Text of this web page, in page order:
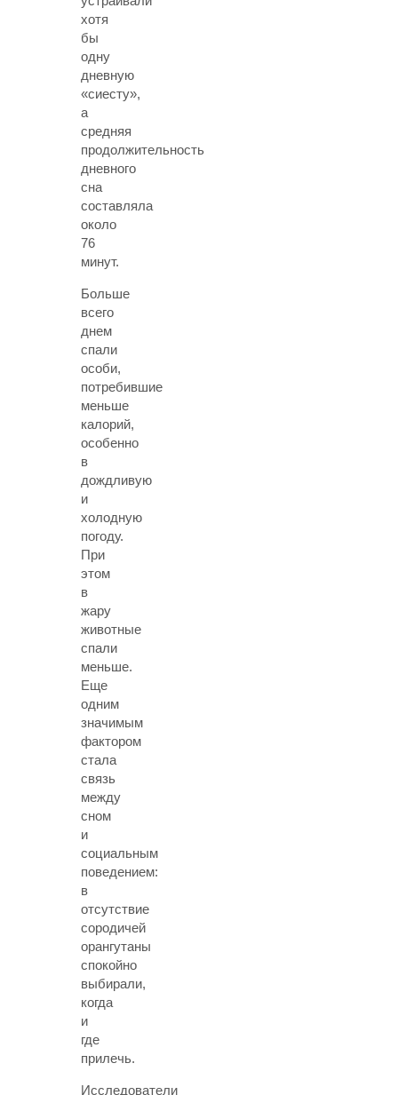
хотя
бы
одну
дневную
«сиесту»,
а
средняя
продолжительность
дневного
сна
составляла
около
76
минут.
Больше
всего
днем
спали
особи,
потребившие
меньше
калорий,
особенно
в
дождливую
и
холодную
погоду.
При
этом
в
жару
животные
спали
меньше.
Еще
одним
значимым
фактором
стала
связь
между
сном
и
социальным
поведением:
в
отсутствие
сородичей
орангутаны
спокойно
выбирали,
когда
и
где
прилечь.
Исследователи